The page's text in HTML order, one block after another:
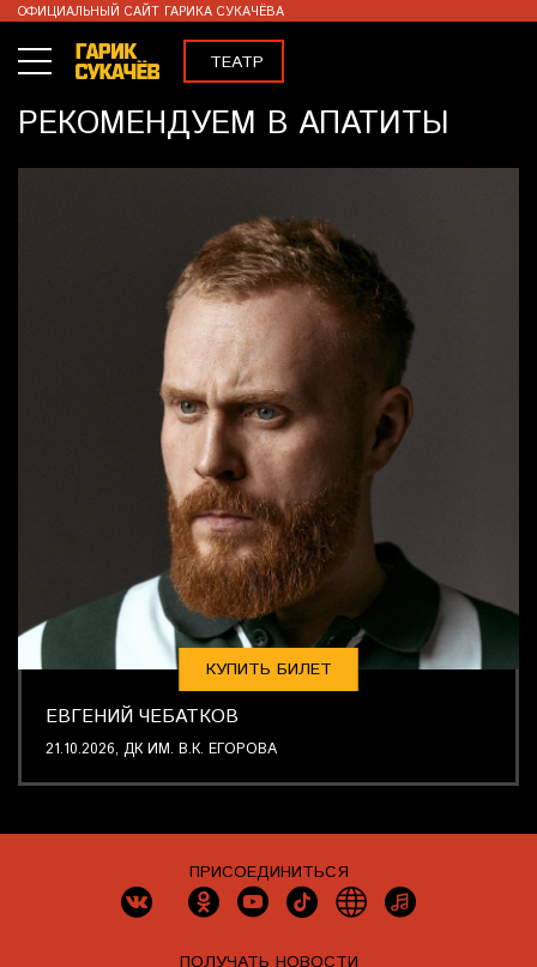
ОФИЦИАЛЬНЫЙ САЙТ ГАРИКА СУКАЧЁВА
ТЕАТР
КОНЦЕРТЫ
ВИДЕО
МЕРЧ
ENG
РЕКОМЕНДУЕМ В АПАТИТЫ
КУПИТЬ БИЛЕТ
ЕВГЕНИЙ ЧЕБАТКОВ
21.10.2026, ДК ИМ. В.К. ЕГОРОВА
ПРИСОЕДИНИТЬСЯ